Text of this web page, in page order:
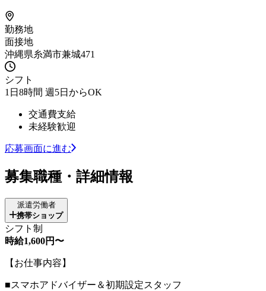
勤務地
面接地
沖縄県糸満市兼城471
シフト
1日8時間 週5日からOK
交通費支給
未経験歓迎
応募画面に進む
募集職種・詳細情報
派遣労働者
携帯ショップ
シフト制
時給1,600円〜
【お仕事内容】
■スマホアドバイザー＆初期設定スタッフ